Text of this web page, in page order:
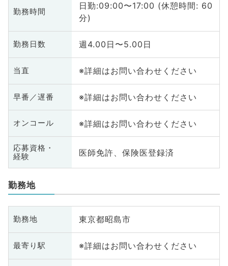
勤務時間
日勤:09:00〜17:00 (休憩時間: 60
分)
勤務日数 週4.00日〜5.00日
当直 ※詳細はお問い合わせください
早番／遅番 ※詳細はお問い合わせください
オンコール ※詳細はお問い合わせください
応募資格・
経験
医師免許、保険医登録済
勤務地
勤務地 東京都昭島市
最寄り駅 ※詳細はお問い合わせください